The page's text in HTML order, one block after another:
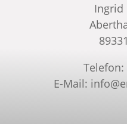
Ingrid
Telefon:
E-Mail: